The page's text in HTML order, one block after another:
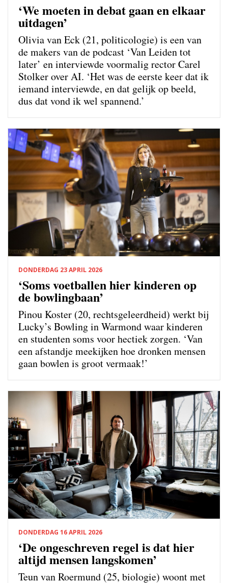
‘We moeten in debat gaan en elkaar
uitdagen’
Olivia van Eck (21, politicologie) is een van
de makers van de podcast ‘Van Leiden tot
later’ en interviewde voormalig rector Carel
Stolker over AI. ‘Het was de eerste keer dat ik
iemand interviewde, en dat gelijk op beeld,
dus dat vond ik wel spannend.’
DONDERDAG 23 APRIL 2026
‘Soms voetballen hier kinderen op
de bowlingbaan’
Pinou Koster (20, rechtsgeleerdheid) werkt bij
Lucky’s Bowling in Warmond waar kinderen
en studenten soms voor hectiek zorgen. ‘Van
een afstandje meekijken hoe dronken mensen
gaan bowlen is groot vermaak!’
DONDERDAG 16 APRIL 2026
‘De ongeschreven regel is dat hier
altijd mensen langskomen’
Teun van Roermund (25, biologie) woont met